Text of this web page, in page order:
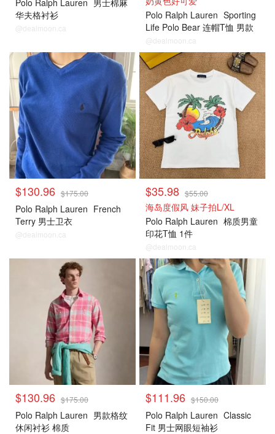
Polo Ralph Lauren 男士棉麻
华夫格衬衫
@dealmoon.ca
Polo Ralph Lauren Sporting
Life Polo Bear 连帽T恤 男款
@dealmoon.ca
$130.96 $175.00
Polo Ralph Lauren French
Terry 男士卫衣
@dealmoon.ca
$35.98 $55.00
海岛度假风 妹子拍L/XL
Polo Ralph Lauren 棉质男童
印花T恤 1件
@dealmoon.ca
$130.96 $175.00
Polo Ralph Lauren 男款格纹
休闲衬衫 棉质
$111.96 $150.00
Polo Ralph Lauren Classic
Fit 男士网眼短袖衫